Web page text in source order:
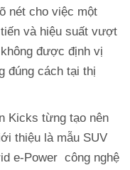
nét cho việc một
và hiệu suất vượt
được định vị
đúng cách tại thị
Kicks từng tạo nên
thiệu là mẫu SUV
e-Power công nghệ